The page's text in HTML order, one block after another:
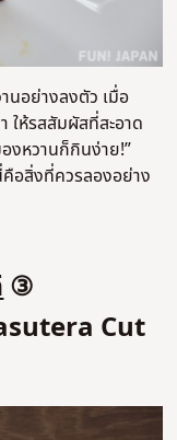
นอย่างลงตัว เมื่อ
ให้รสสัมผัสที่สะอาด
งหวานก็กินง่าย!”
อสิ่งที่ควรลองอย่าง
③
Cut